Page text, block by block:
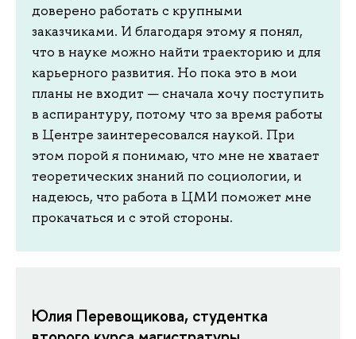
доверено работать с крупными
заказчиками. И благодаря этому я понял,
что в науке можно найти траекторию и для
карьерного развития. Но пока это в мои
планы не входит — сначала хочу поступить
в аспирантуру, потому что за время работы
в Центре заинтересовался наукой. При
этом порой я понимаю, что мне не хватает
теоретических знаний по социологии, и
надеюсь, что работа в ЦМИ поможет мне
прокачаться и с этой стороны.
Юлия Перевощикова, студентка